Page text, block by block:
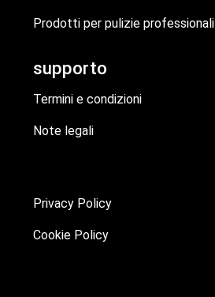
Prodotti per pulizie professionali
supporto
Termini e condizioni
Note legali
Privacy Policy
Cookie Policy